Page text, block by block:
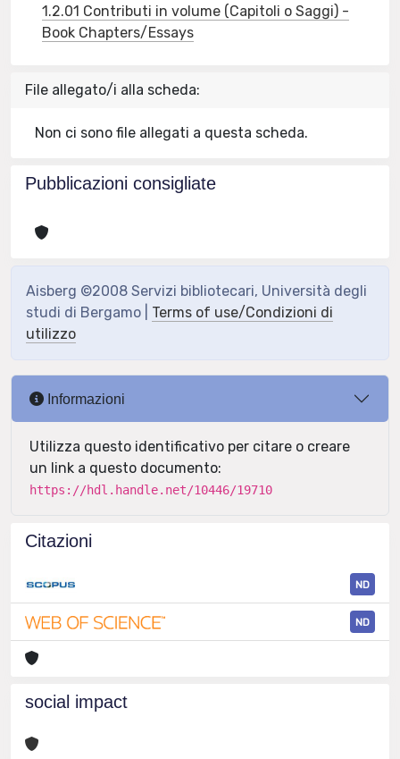
1.2.01 Contributi in volume (Capitoli o Saggi) -
Book Chapters/Essays
File allegato/i alla scheda:
Non ci sono file allegati a questa scheda.
Pubblicazioni consigliate
Aisberg ©2008 Servizi bibliotecari, Università degli
studi di Bergamo | Terms of use/Condizioni di
utilizzo
Informazioni
Utilizza questo identificativo per citare o creare
un link a questo documento:
https://hdl.handle.net/10446/19710
Citazioni
ND
ND
social impact